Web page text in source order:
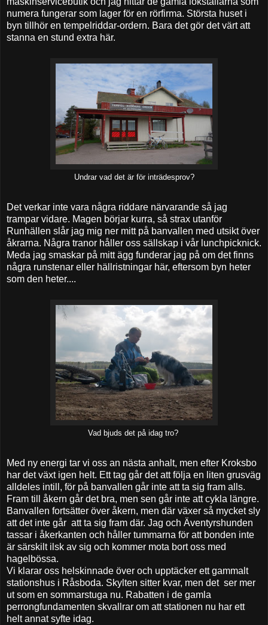
numera fungerar som lager för en rörfirma. Största huset i
byn tillhör en tempelriddar-ordern. Bara det gör det värt att
stanna en stund extra här.
Undrar vad det är för inträdesprov?
Det verkar inte vara några riddare närvarande så jag
trampar vidare. Magen börjar kurra, så strax utanför
Runhällen slår jag mig ner mitt på banvallen med utsikt över
åkrarna. Några tranor håller oss sällskap i vår lunchpicknick.
Meda jag smaskar på mitt ägg funderar jag på om det finns
några runstenar eller hällristningar här, eftersom byn heter
som den heter....
Vad bjuds det på idag tro?
Med ny energi tar vi oss an nästa anhalt, men efter Kroksbo
har det växt igen helt. Ett tag går det att följa en liten grusväg
alldeles intill, för på banvallen går inte att ta sig fram alls.
Fram till åkern går det bra, men sen går inte att cykla längre.
Banvallen fortsätter över åkern, men där växer så mycket sly
att det inte går att ta sig fram där. Jag och Äventyrshunden
tassar i åkerkanten och håller tummarna för att bonden inte
är särskilt ilsk av sig och kommer mota bort oss med
hagelbössa.
Vi klarar oss helskinnade över och upptäcker ett gammalt
stationshus i Råsboda. Skylten sitter kvar, men det ser mer
ut som en sommarstuga nu. Rabatten i de gamla
perrongfundamenten skvallrar om att stationen nu har ett
helt annat syfte idag.